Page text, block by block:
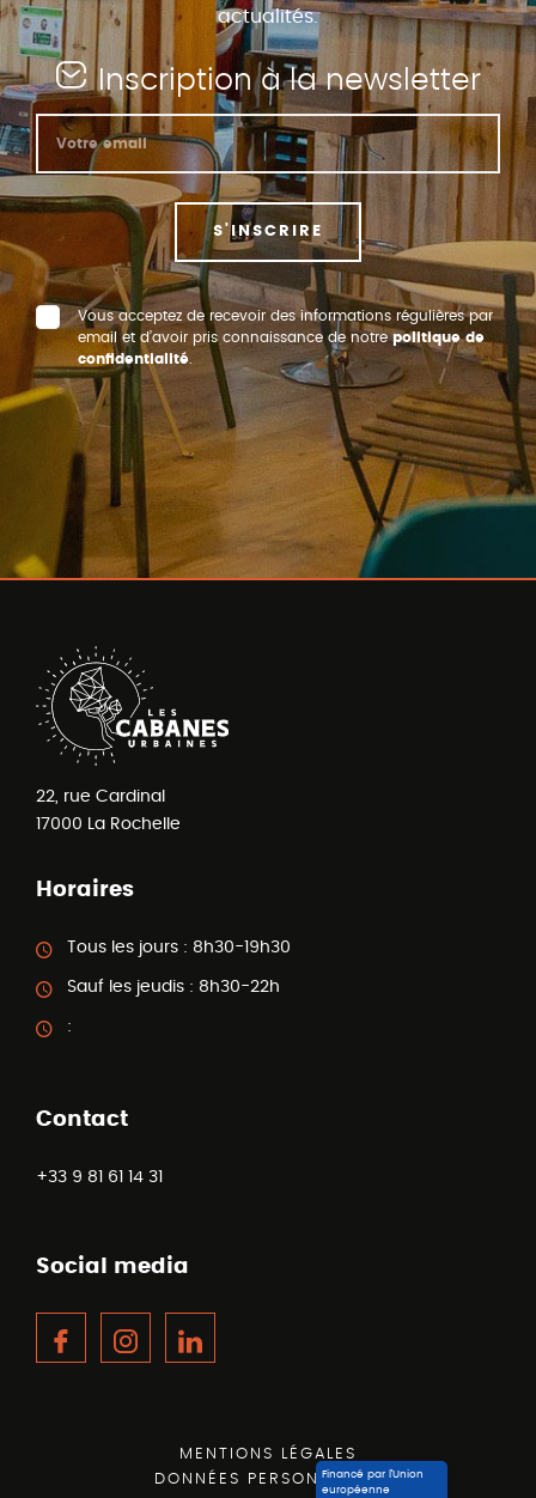
actualités.
Inscription à la newsletter
S'INSCRIRE
Vous acceptez de recevoir des informations régulières par
email et d’avoir pris connaissance de notrepolitique de
confidentialité
22, rue Cardinal
17000
La Rochelle
Horaires
Tous les jours : 8h30-19h30
Sauf les jeudis : 8h30-22h
Financé par l’Union
européenne
:
Contact
+33 9 81 61 14 31
Social media
FacebookInstagram
MENTIONS LÉGALES
DONNÉES PERSONNELLES